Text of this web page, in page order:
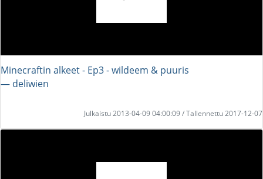
Minecraftin alkeet - Ep3 - wildeem & puuris
― deliwien
Julkaistu 2013-04-09 04:00:09 / Tallennettu 2017-12-07